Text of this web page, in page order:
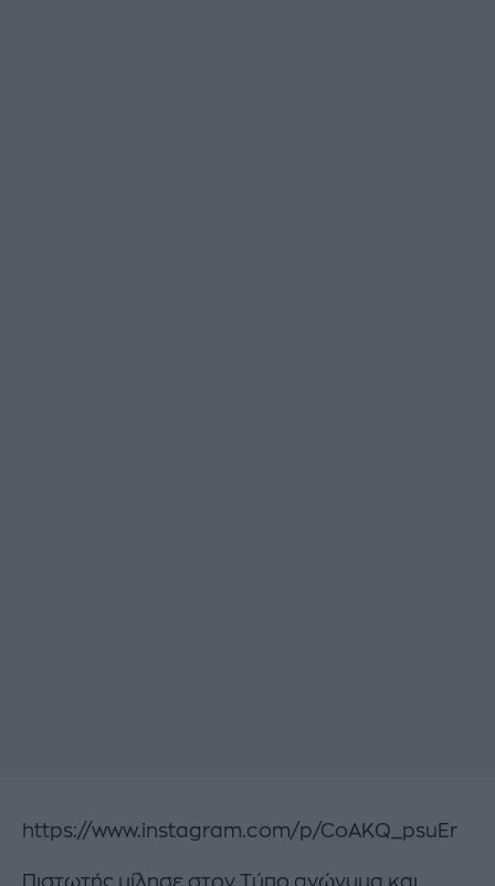
https://www.instagram.com/p/CoAKQ_psuEr
Πιστωτής μίλησε στον Τύπο ανώνυμα και